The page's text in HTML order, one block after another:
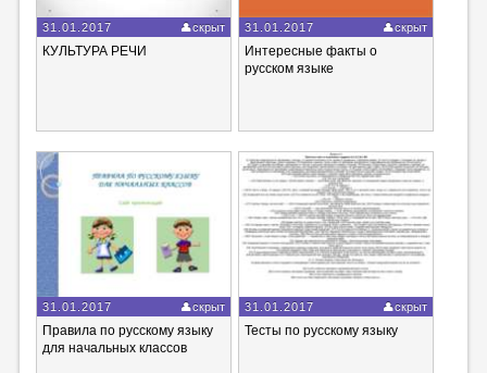
31.01.2017 скрыт
КУЛЬТУРА РЕЧИ
31.01.2017 скрыт
Интересные факты о
русском языке
31.01.2017 скрыт
Правила по русскому языку
для начальных классов
31.01.2017 скрыт
Тесты по русскому языку